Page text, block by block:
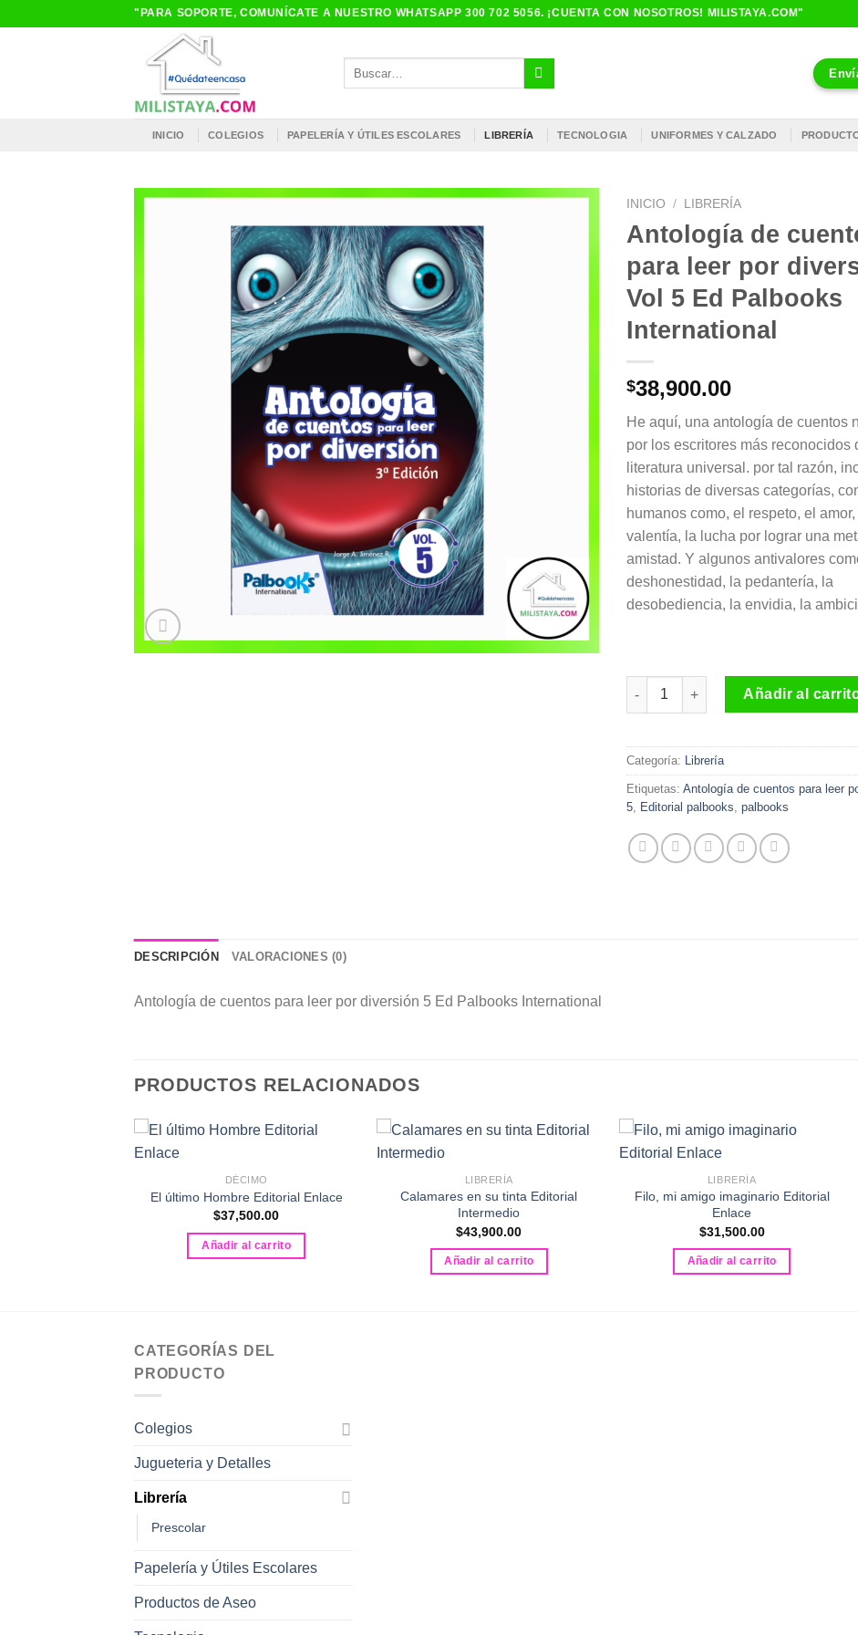
"PARA SOPORTE, COMUNÍCATE A NUESTRO WHATSAPP 300 702 5056. ¡CUENTA CON NOSOTROS! MILISTAYA.COM"
INICIO COLEGIOS PAPELERÍA Y ÚTILES ESCOLARES LIBRERÍA TECNOLOGIA UNIFORMES Y CALZADO
INICIO / LIBRERÍA
Antología de
para leer por
Vol 5 Ed Palbooks
International
$38,900.00
He aquí, una antología de cuentos
por los escritores más reconocidos
literatura universal. por tal razón,
historias de diversas categorías,
humanos como, el respeto, el amor,
valentía, la lucha por lograr una
amistad. Y algunos antivalores
deshonestidad, la pedantería, la
desobediencia, la envidia, la
Antología de cuentos para leer por
Añadir al
Categoría: Librería
Etiquetas: Antología de cuentos para leer
5, Editorial palbooks, palbooks
DESCRIPCIÓN VALORACIONES (0)
Antología de cuentos para leer por diversión 5 Ed Palbooks International
PRODUCTOS RELACIONADOS
DÉCIMO
El último Hombre Editorial Enlace
$37,500.00
Añadir al carrito
LIBRERÍA
Calamares en su tinta Editorial
Intermedio
$43,900.00
Añadir al carrito
LIBRERÍA
Filo, mi amigo imaginario Editorial
Enlace
$31,500.00
Añadir al carrito
CATEGORÍAS DEL
PRODUCTO
Colegios
Jugueteria y Detalles
Librería
Prescolar
Papelería y Útiles Escolares
Productos de Aseo